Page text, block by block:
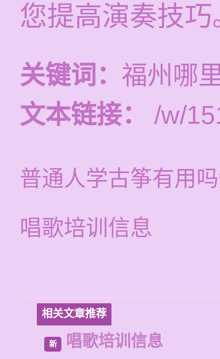
您提高演奏技巧
关键词： 福州哪
文本链接：
/w/
普通人学古筝有用
唱歌培训信息
相关文章推荐
新 唱歌培训信息